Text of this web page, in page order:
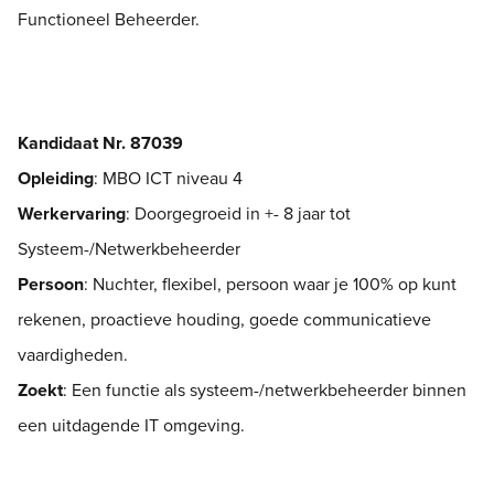
Functioneel Beheerder.
Kandidaat Nr. 87039
Opleiding: MBO ICT niveau 4
Werkervaring: Doorgegroeid in +- 8 jaar tot
Systeem-/Netwerkbeheerder
Persoon: Nuchter, flexibel, persoon waar je 100% op kunt
rekenen, proactieve houding, goede communicatieve
vaardigheden.
Zoekt: Een functie als systeem-/netwerkbeheerder binnen
een uitdagende IT omgeving.